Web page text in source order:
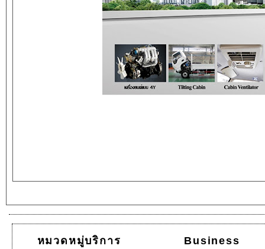
หมวดหมู่บริการ Business